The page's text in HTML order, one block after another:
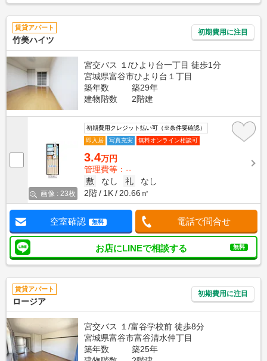
賃貸アパート
竹美ハイツ
初期費用に注目
宮交バス １/ひより台一丁目 徒歩1分
宮城県富谷市ひより台１丁目
築年数
築29年
建物階数
2階建
画像 : 23枚
初期費用クレジット払い可（※条件要確認）
即入居
写真充実 無料オンライン相談可
3.4万円
管理費等：--
敷
なし 礼
なし
2階
1K 20.66㎡
空室確認 無料 電話で問合せ
お店にLINEで相談する 無料
賃貸アパート
ロージア
初期費用に注目
宮交バス １/富谷学校前 徒歩8分
宮城県富谷市富谷清水仲丁目
築年数
築25年